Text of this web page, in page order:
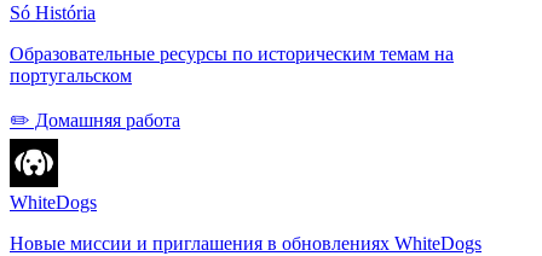
Só História
Образовательные ресурсы по историческим темам на
португальском
✏️ Домашняя работа
WhiteDogs
Новые миссии и приглашения в обновлениях WhiteDogs